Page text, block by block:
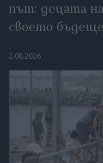
път: децата
своето бъдеще
2.08.2026